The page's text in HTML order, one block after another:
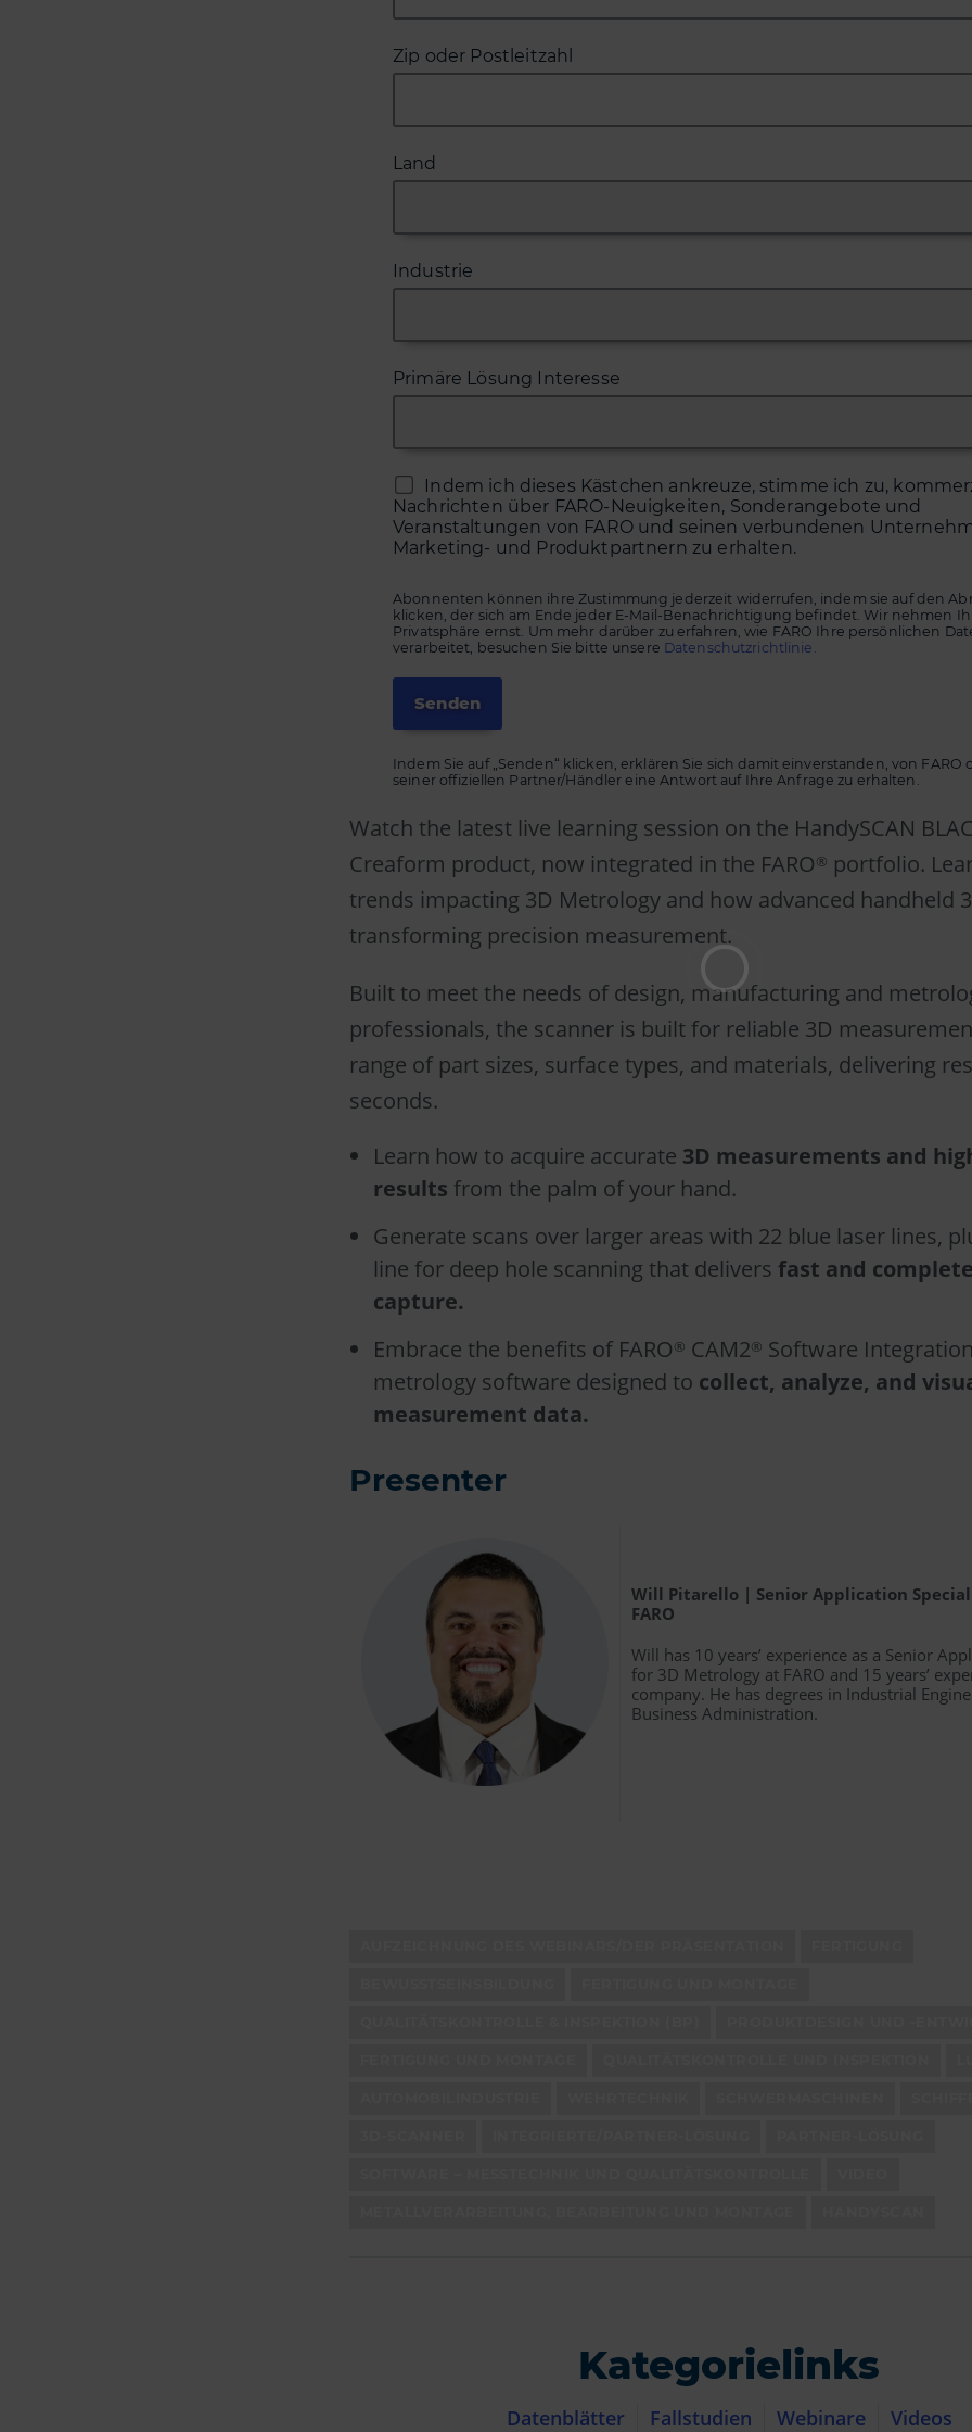
Zip oder Postleitzahl
Land
Industrie
Primäre Lösung Interesse
Indem ich dieses Kästchen ankreuze, stimme ich zu,
Nachrichten über FARO-Neuigkeiten, Sonderangebote und
Veranstaltungen von FARO und seinen verbundenen
Marketing- und Produktpartnern zu erhalten.
Abonnenten können ihre Zustimmung jederzeit widerrufen, indem sie auf den
klicken, der sich am Ende jeder E-Mail-Benachrichtigung befindet. Wir nehmen
Privatsphäre ernst. Um mehr darüber zu erfahren, wie FARO Ihre persönlichen
verarbeitet, besuchen Sie bitte unsere Datenschutzrichtlinie.
Indem Sie auf „Senden“ klicken, erklären Sie sich damit einverstanden, von FARO
seiner offiziellen Partner/Händler eine Antwort auf Ihre Anfrage zu erhalten.
Watch the latest live learning session on the HandySCAN
Creaform product, now integrated in the FARO® portfolio.
trends impacting 3D Metrology and how advanced handheld
transforming precision measurement.
Built to meet the needs of design, manufacturing and
professionals, the scanner is built for reliable 3D
range of part sizes, surface types, and materials, delivering
seconds.
Learn how to acquire accurate 3D measurements and
results from the palm of your hand.
Generate scans over larger areas with 22 blue laser lines,
line for deep hole scanning that delivers fast and
capture.
Embrace the benefits of FARO® CAM2® Software
metrology software designed to collect, analyze, and
measurement data.
Presenter
Will Pitarello | Senior Application
FARO
Will has 10 years’ experience as a Senior
for 3D Metrology at FARO and 15 years’
company. He has degrees in Industrial
Business Administration.
Kategorielinks
Datenblätter Fallstudien Webinare Videos